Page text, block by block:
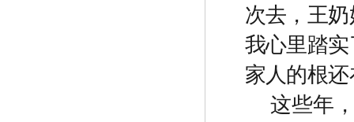
次去，王
我心里踏
家人的根
这些年